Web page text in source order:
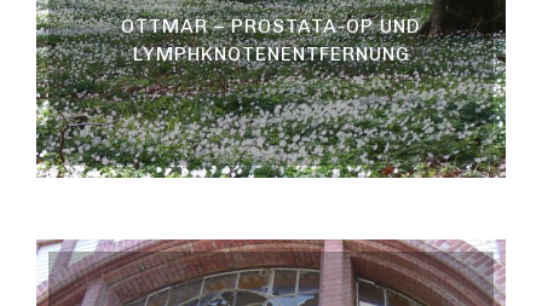
OTTMAR – PROSTATA-OP UND
LYMPHKNOTENENTFERNUNG